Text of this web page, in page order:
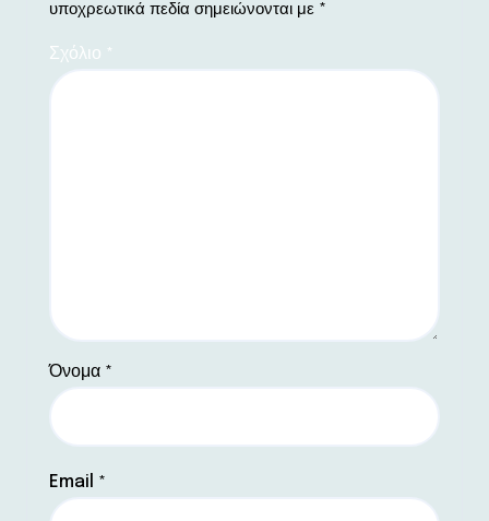
υποχρεωτικά πεδία σημειώνονται με *
Σχόλιο *
Όνομα *
Email *